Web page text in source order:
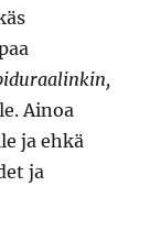
Ainoa
ja ehkä
ja